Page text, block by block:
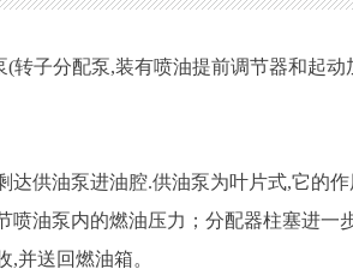
转子分配泵,装有喷油提前调节器和起动
供油泵进油腔.供油泵为叶片式,它的作
喷油泵内的燃油压力；分配器柱塞进一
并送回燃油箱。